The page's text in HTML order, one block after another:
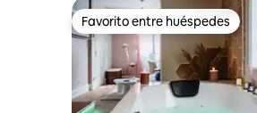
Favorito entre huéspedes
Favorito entre huéspedes